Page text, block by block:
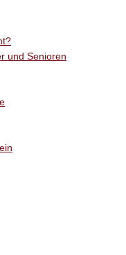
und Senioren